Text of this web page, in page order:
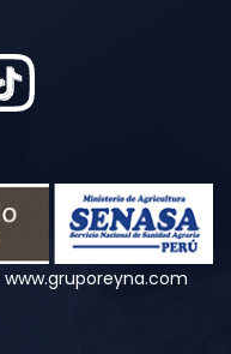
www.gruporeyna.com